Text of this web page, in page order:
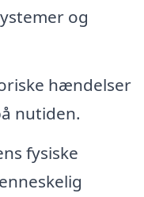
og
hændelser
nutiden.
fysiske